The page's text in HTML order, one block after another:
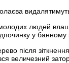
видалятимуть
людей
у банному
після
величезний